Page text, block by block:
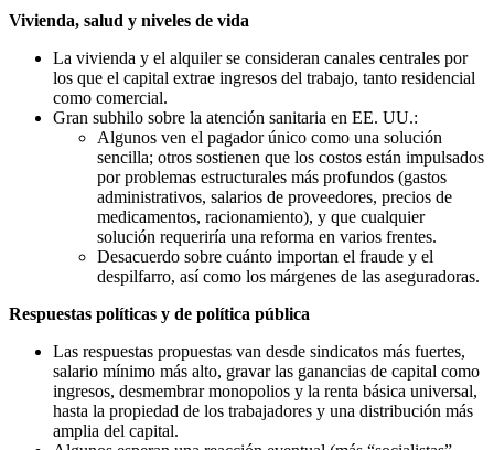
Vivienda, salud y niveles de vida
La vivienda y el alquiler se consideran canales centrales por
los que el capital extrae ingresos del trabajo, tanto residencial
como comercial.
Gran subhilo sobre la atención sanitaria en EE. UU.:
Algunos ven el pagador único como una solución
sencilla; otros sostienen que los costos están impulsados
por problemas estructurales más profundos (gastos
administrativos, salarios de proveedores, precios de
medicamentos, racionamiento), y que cualquier
solución requeriría una reforma en varios frentes.
Desacuerdo sobre cuánto importan el fraude y el
despilfarro, así como los márgenes de las aseguradoras.
Respuestas políticas y de política pública
Las respuestas propuestas van desde sindicatos más fuertes,
salario mínimo más alto, gravar las ganancias de capital como
ingresos, desmembrar monopolios y la renta básica universal,
hasta la propiedad de los trabajadores y una distribución más
amplia del capital.